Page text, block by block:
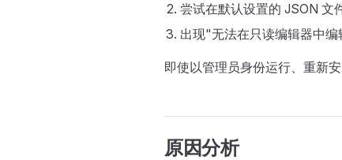
尝试在默认设置的 JSON 文
出现"无法在只读编辑器中
即使以管理员身份运行、重新
原因分析